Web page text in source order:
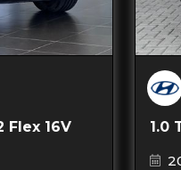
Flex 16V
1.0